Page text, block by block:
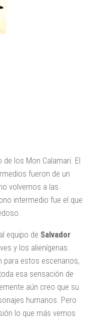
de los Mon Calamari. El
fueron de un
volvemos a las
intermedio fue el que
equipo de Salvador
y los alienígenas.
para estos escenarios,
esa sensación de
aún creo que su
humanos. Pero
lo que más vemos